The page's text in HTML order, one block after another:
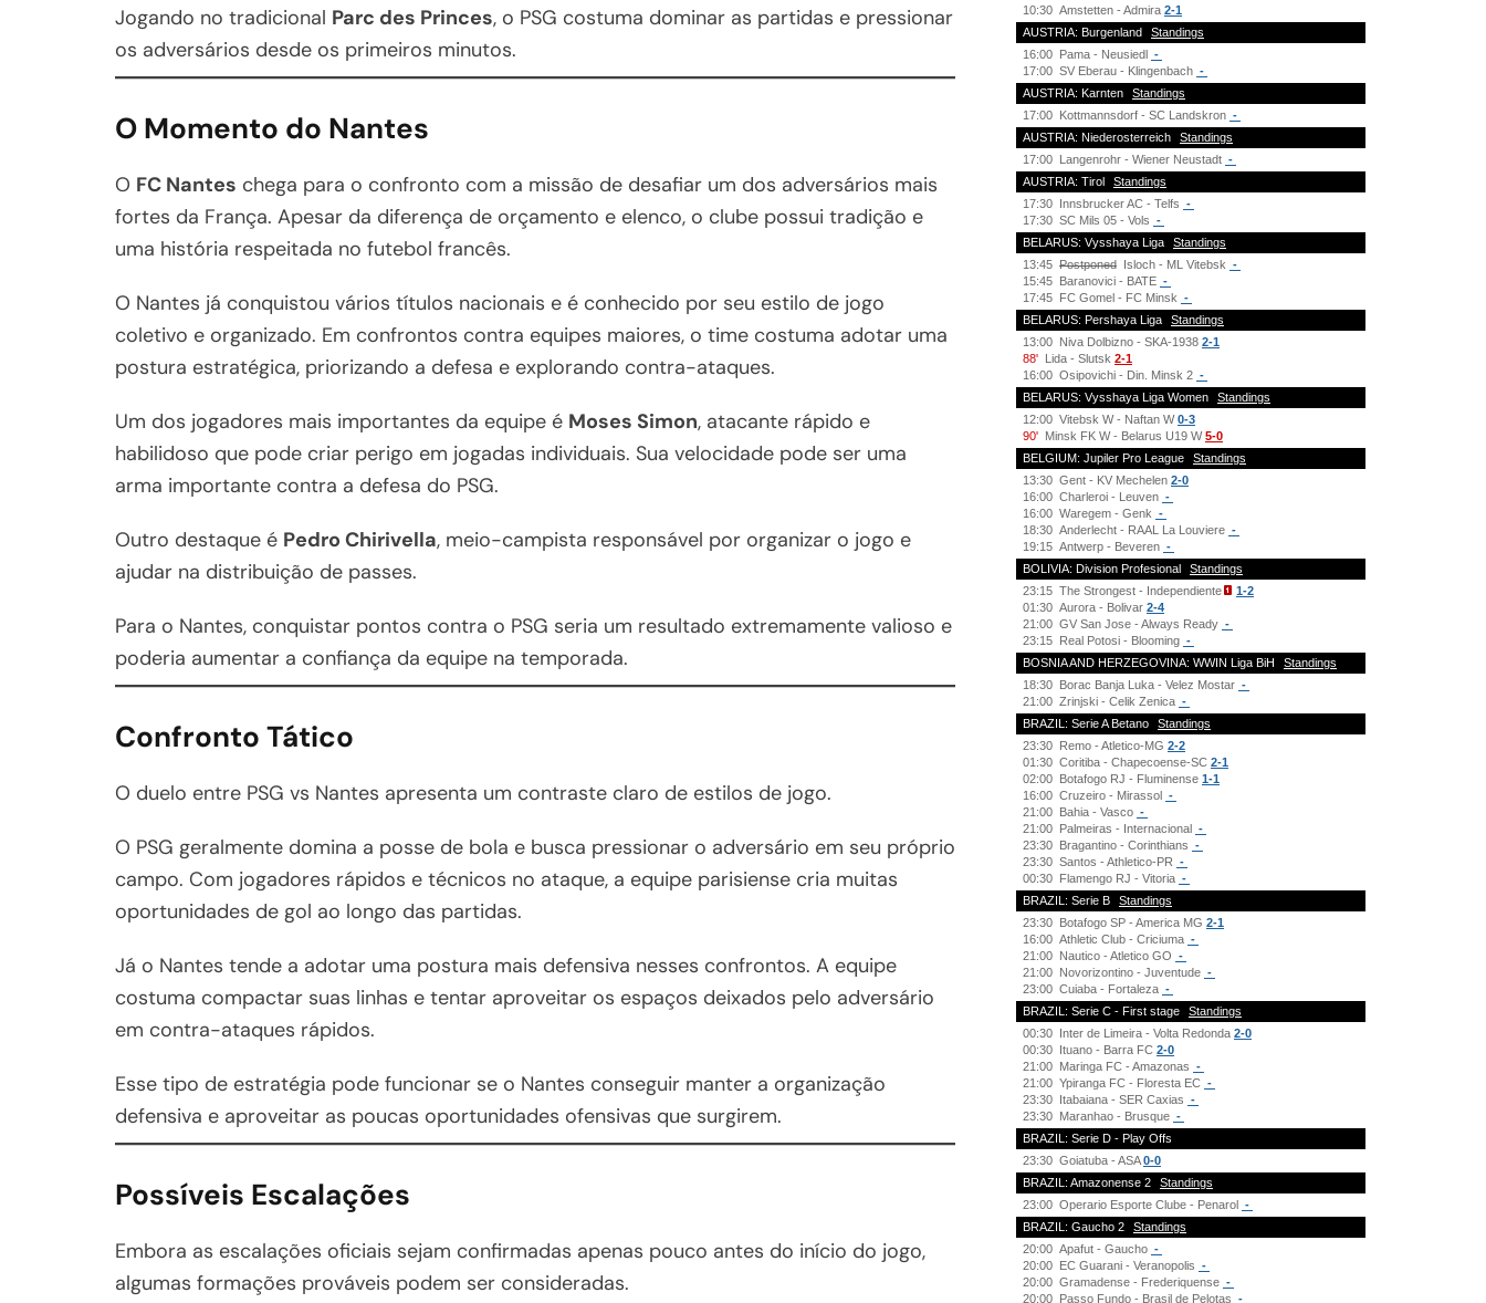
Jogando no tradicional Parc des Princes, o PSG costuma dominar as partidas e pressionar
os adversários desde os primeiros minutos.
O Momento do Nantes
O FC Nantes chega para o confronto com a missão de desafiar um dos adversários mais
fortes da França. Apesar da diferença de orçamento e elenco, o clube possui tradição e
uma história respeitada no futebol francês.
O Nantes já conquistou vários títulos nacionais e é conhecido por seu estilo de jogo
coletivo e organizado. Em confrontos contra equipes maiores, o time costuma adotar uma
postura estratégica, priorizando a defesa e explorando contra-ataques.
Um dos jogadores mais importantes da equipe é Moses Simon, atacante rápido e
habilidoso que pode criar perigo em jogadas individuais. Sua velocidade pode ser uma
arma importante contra a defesa do PSG.
Outro destaque é Pedro Chirivella, meio-campista responsável por organizar o jogo e
ajudar na distribuição de passes.
Para o Nantes, conquistar pontos contra o PSG seria um resultado extremamente valioso e
poderia aumentar a confiança da equipe na temporada.
Confronto Tático
O duelo entre PSG vs Nantes apresenta um contraste claro de estilos de jogo.
O PSG geralmente domina a posse de bola e busca pressionar o adversário em seu próprio
campo. Com jogadores rápidos e técnicos no ataque, a equipe parisiense cria muitas
oportunidades de gol ao longo das partidas.
Já o Nantes tende a adotar uma postura mais defensiva nesses confrontos. A equipe
costuma compactar suas linhas e tentar aproveitar os espaços deixados pelo adversário
em contra-ataques rápidos.
Esse tipo de estratégia pode funcionar se o Nantes conseguir manter a organização
defensiva e aproveitar as poucas oportunidades ofensivas que surgirem.
Possíveis Escalações
Embora as escalações oficiais sejam confirmadas apenas pouco antes do início do jogo,
algumas formações prováveis podem ser consideradas.